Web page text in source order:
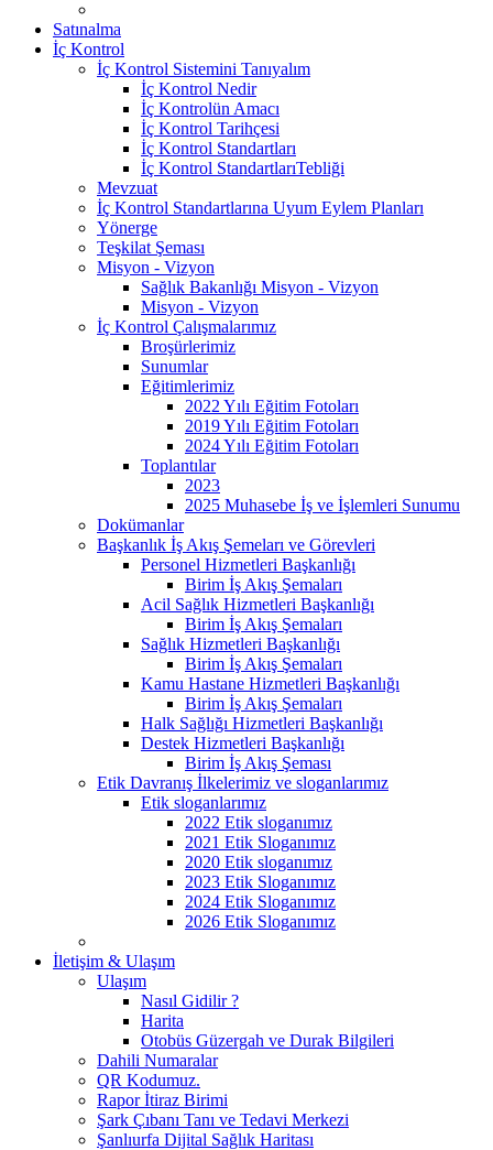
Satınalma
İç Kontrol
İç Kontrol Sistemini Tanıyalım
İç Kontrol Nedir
İç Kontrolün Amacı
İç Kontrol Tarihçesi
İç Kontrol Standartları
İç Kontrol StandartlarıTebliği
Mevzuat
İç Kontrol Standartlarına Uyum Eylem Planları
Yönerge
Teşkilat Şeması
Misyon - Vizyon
Sağlık Bakanlığı Misyon - Vizyon
Misyon - Vizyon
İç Kontrol Çalışmalarımız
Broşürlerimiz
Sunumlar
Eğitimlerimiz
2022 Yılı Eğitim Fotoları
2019 Yılı Eğitim Fotoları
2024 Yılı Eğitim Fotoları
Toplantılar
2023
2025 Muhasebe İş ve İşlemleri Sunumu
Dokümanlar
Başkanlık İş Akış Şemeları ve Görevleri
Personel Hizmetleri Başkanlığı
Birim İş Akış Şemaları
Acil Sağlık Hizmetleri Başkanlığı
Birim İş Akış Şemaları
Sağlık Hizmetleri Başkanlığı
Birim İş Akış Şemaları
Kamu Hastane Hizmetleri Başkanlığı
Birim İş Akış Şemaları
Halk Sağlığı Hizmetleri Başkanlığı
Destek Hizmetleri Başkanlığı
Birim İş Akış Şeması
Etik Davranış İlkelerimiz ve sloganlarımız
Etik sloganlarımız
2022 Etik sloganımız
2021 Etik Sloganımız
2020 Etik sloganımız
2023 Etik Sloganımız
2024 Etik Sloganımız
2026 Etik Sloganımız
İletişim & Ulaşım
Ulaşım
Nasıl Gidilir ?
Harita
Otobüs Güzergah ve Durak Bilgileri
Dahili Numaralar
QR Kodumuz.
Rapor İtiraz Birimi
Şark Çıbanı Tanı ve Tedavi Merkezi
Şanlıurfa Dijital Sağlık Haritası